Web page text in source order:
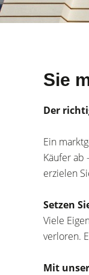
Sie
Der
Ein
Käufer ab
erzielen
Setzen
Viele
verloren.
Mit